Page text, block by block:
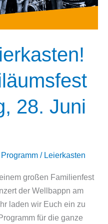
28. Juni
Programm / Leierkasten
großen Familienfest
der Wellbappn am
laden wir Euch ein zu
für die ganze